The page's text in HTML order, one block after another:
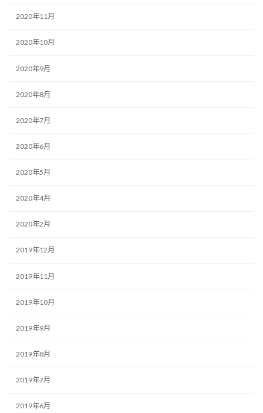
2020年11月
2020年10月
2020年9月
2020年8月
2020年7月
2020年6月
2020年5月
2020年4月
2020年2月
2019年12月
2019年11月
2019年10月
2019年9月
2019年8月
2019年7月
2019年6月